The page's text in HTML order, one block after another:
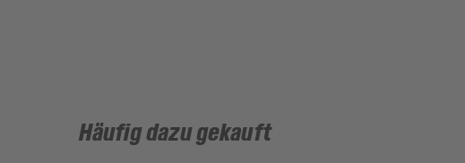
Häufig dazu gekauft